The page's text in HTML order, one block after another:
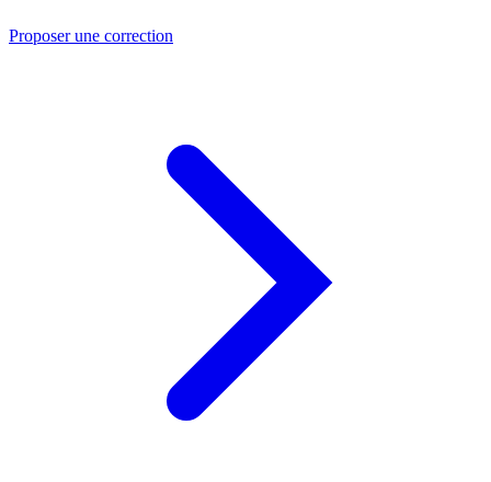
Proposer une correction